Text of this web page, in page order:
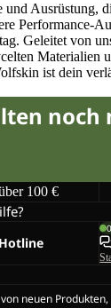
Ausrüstung,
Performance-
Geleitet von
Materialien
ist dein
noch
100 €
neuen